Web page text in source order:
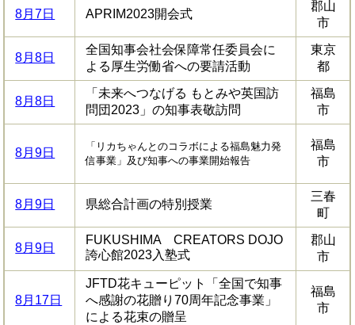
8月7日 APRIM2023開会式
郡山
市
8月8日
全国知事会社会保障常任委員会に
よる厚生労働省への要請活動
東京
都
8月8日
「未来へつなげる もとみや英国訪
問団2023」の知事表敬訪問
福島
市
8月9日
「リカちゃんとのコラボによる福島魅力発
信事業」及び知事への事業開始報告
福島
市
8月9日 県総合計画の特別授業
三春
町
8月9日
FUKUSHIMA CREATORS DOJO
誇心館2023入塾式
郡山
市
8月17日
JFTD花キューピット「全国で知事
へ感謝の花贈り70周年記念事業」
による花束の贈呈
福島
市